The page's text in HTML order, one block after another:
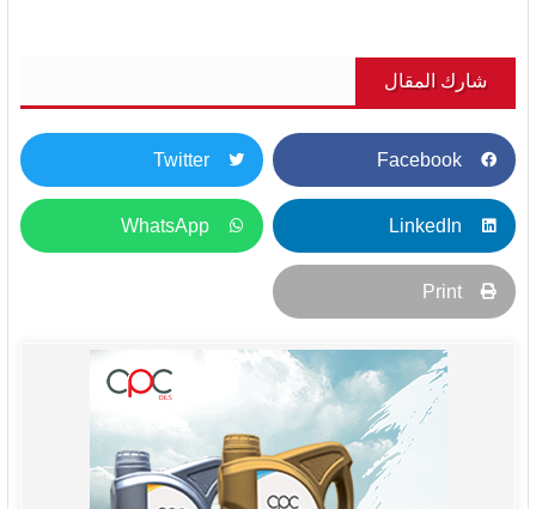
شارك المقال
Facebook
Twitter
LinkedIn
WhatsApp
Print